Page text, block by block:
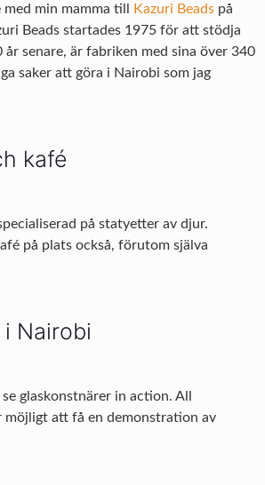
min mamma till Kazuri Beads på
Beads startades 1975 för att stödja
senare, är fabriken med sina över 340
saker att göra i Nairobi som jag
kafé
på statyetter av djur.
på plats också, förutom själva
Nairobi
glaskonstnärer in action. All
möjligt att få en demonstration av